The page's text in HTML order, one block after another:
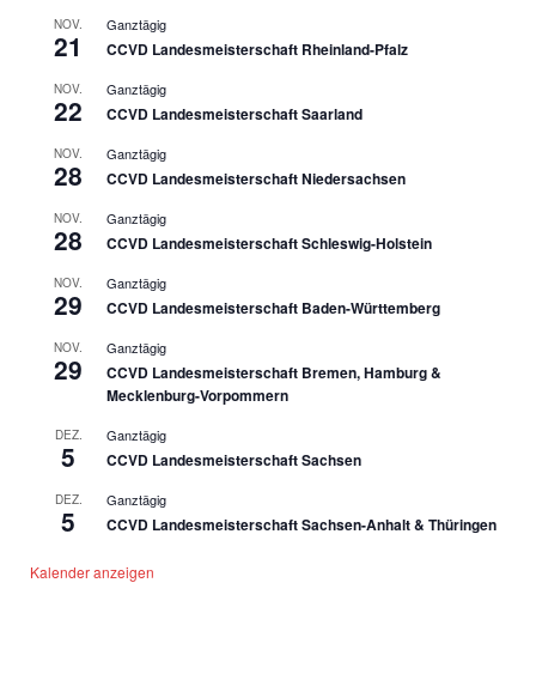
NOV.
21
Ganztägig
CCVD Landesmeisterschaft Rheinland-Pfalz
NOV.
22
Ganztägig
CCVD Landesmeisterschaft Saarland
NOV.
28
Ganztägig
CCVD Landesmeisterschaft Niedersachsen
NOV.
28
Ganztägig
CCVD Landesmeisterschaft Schleswig-Holstein
NOV.
29
Ganztägig
CCVD Landesmeisterschaft Baden-Württemberg
NOV.
29
Ganztägig
CCVD Landesmeisterschaft Bremen, Hamburg &
Mecklenburg-Vorpommern
DEZ.
5
Ganztägig
CCVD Landesmeisterschaft Sachsen
DEZ.
5
Ganztägig
CCVD Landesmeisterschaft Sachsen-Anhalt & Thüringen
Kalender anzeigen